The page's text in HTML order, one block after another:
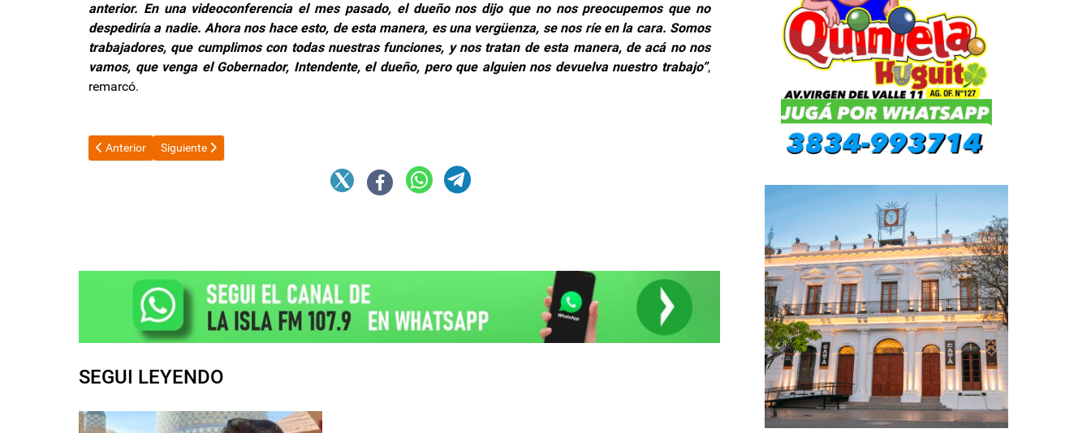
anterior. En una videoconferencia el mes pasado, el dueño nos dijo que no nos preocupemos que no
despediría a nadie. Ahora nos hace esto, de esta manera, es una vergüenza, se nos ríe en la cara. Somos
trabajadores, que cumplimos con todas nuestras funciones, y nos tratan de esta manera, de acá no nos
vamos, que venga el Gobernador, Intendente, el dueño, pero que alguien nos devuelva nuestro trabajo”,
remarcó.
Artículo anterior: Pese a la crisis, Catamarca entre los tres estados con más consumo de combustible
Anterior Artículo siguiente: Histórica caída del consumo de combustibles: en qué provincia se vendió menos
Siguiente
SEGUI LEYENDO